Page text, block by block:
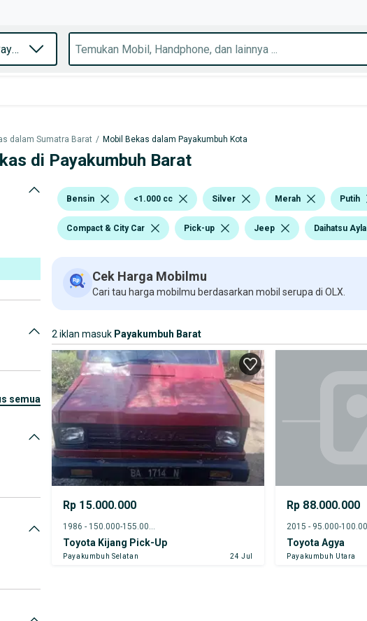
dalam Sumatra Barat / Mobil Bekas dalam Payakumbuh Kota
di Payakumbuh Barat
semua
Bensin <1.000 cc Silver Merah Putih
Compact & City Car Pick-up Jeep Daihatsu Ayla
Cek Harga Mobilmu
Cari tau harga mobilmu berdasarkan mobil serupa di OLX.
2 iklan masuk Payakumbuh Barat
Rp 15.000.000
Toyota Kijang Pick-Up
Payakumbuh Selatan 24 Jul
Rp 88.000.000
Toyota Agya
Payakumbuh Utara